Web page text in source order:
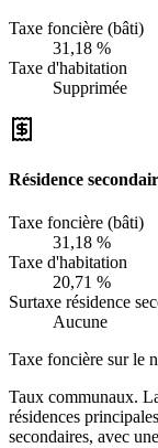
Taxe foncière (bâti)
31,18 %
Taxe d'habitation
Supprimée
Résidence
Taxe foncière (bâti)
31,18 %
Taxe d'habitation
20,71 %
Surtaxe résidence
Aucune
Taxe foncière sur le
Taux communaux.
résidences
secondaires, avec